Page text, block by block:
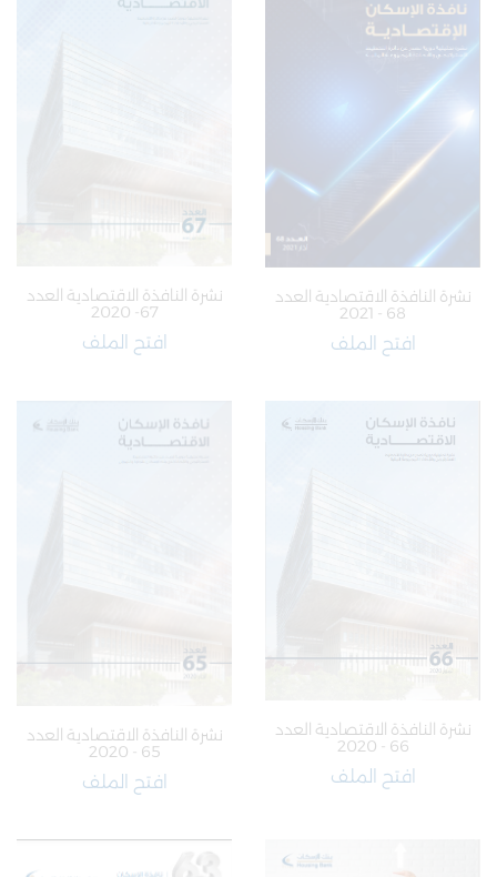
نشرة النافذة الاقتصادية العدد
68 - 2021
افتح الملف
نشرة النافذة الاقتصادية العدد
67- 2020
افتح الملف
نشرة النافذة الاقتصادية العدد
66 - 2020
افتح الملف
نشرة النافذة الاقتصادية العدد
65 - 2020
افتح الملف